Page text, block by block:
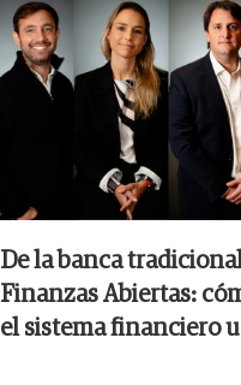
De la banca
Finanzas Abiertas:
el sistema financiero